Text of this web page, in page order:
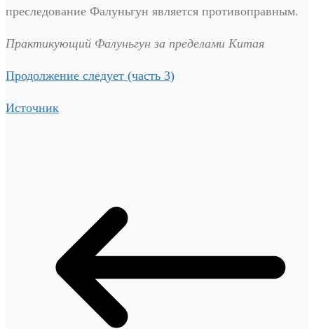
преследование Фалуньгун является противоправным.
Практикующий Фалуньгун за пределами Китая
Продолжение следует (часть 3)
Источник